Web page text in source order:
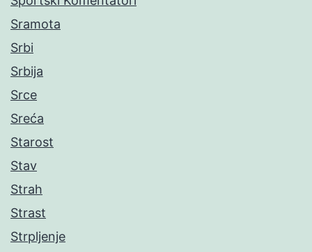
Sramota
Srbi
Srbija
Srce
Sreća
Starost
Stav
Strah
Strast
Strpljenje